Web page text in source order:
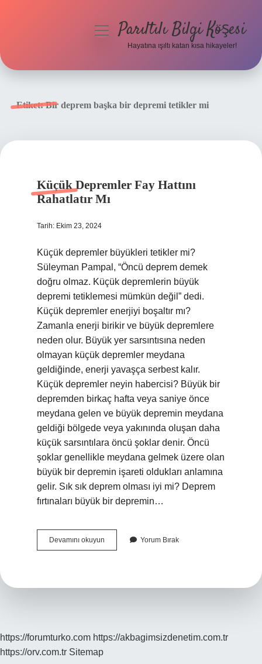
menüyüParıltılı Bilgi Köşesi
Hayatına ışıltı katan kısa hikayeler!
Etiket:Bir deprem başka bir depremi tetikler mi
Küçük Depremler Fay Hattını
Rahatlatır Mı
Tarih: Ekim 23, 2024
Küçük depremler büyükleri tetikler mi?
Süleyman Pampal, “Öncü deprem demek
doğru olmaz. Küçük depremlerin büyük
depremi tetiklemesi mümkün değil” dedi.
Küçük depremler enerjiyi boşaltır mı?
Zamanla enerji birikir ve büyük depremlere
neden olur. Büyük yer sarsıntısına neden
olmayan küçük depremler meydana
geldiğinde, enerji yavaşça serbest kalır.
Küçük depremler neyin habercisi? Büyük bir
depremden birkaç hafta veya saniye önce
meydana gelen ve büyük depremin meydana
geldiği bölgede veya yakınında oluşan daha
küçük sarsıntılara öncü şoklar denir. Öncü
şoklar genellikle meydana gelmek üzere olan
büyük bir depremin işareti oldukları anlamına
gelir. Sık sık deprem olması iyi mi? Deprem
fırtınaları büyük bir depremin…
Devamını okuyun
Depremler
Yorum Bırak
https://forumturko.com https://akbagimsizdenetim.com.tr
https://orv.com.tr Sitemap